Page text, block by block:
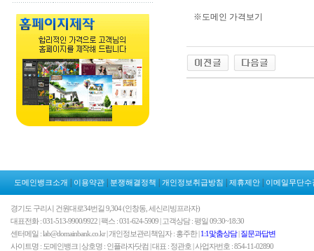
※도메인 가격보기
도메인뱅크소개 이용약관 분쟁해결정책 개인정보취급방침 제휴제안 이메일무단수
경기도 구리시 건원대로34번길 9,304 (인창동, 세신리빙프라자)
대표전화 : 031-513-9900/9922 | 팩스 : 031-624-5909 | 고객상담 : 평일 09:30~18:30
센터메일 : lab@domainbank.co.kr | 개인정보관리책임자 : 홍주한 |1:1맟춤상담|질문과답변
사이트명 : 도메인뱅크 | 상호명 : 인플라자닷컴 | 대표 : 정관호 | 사업자번호 : 854-11-02890